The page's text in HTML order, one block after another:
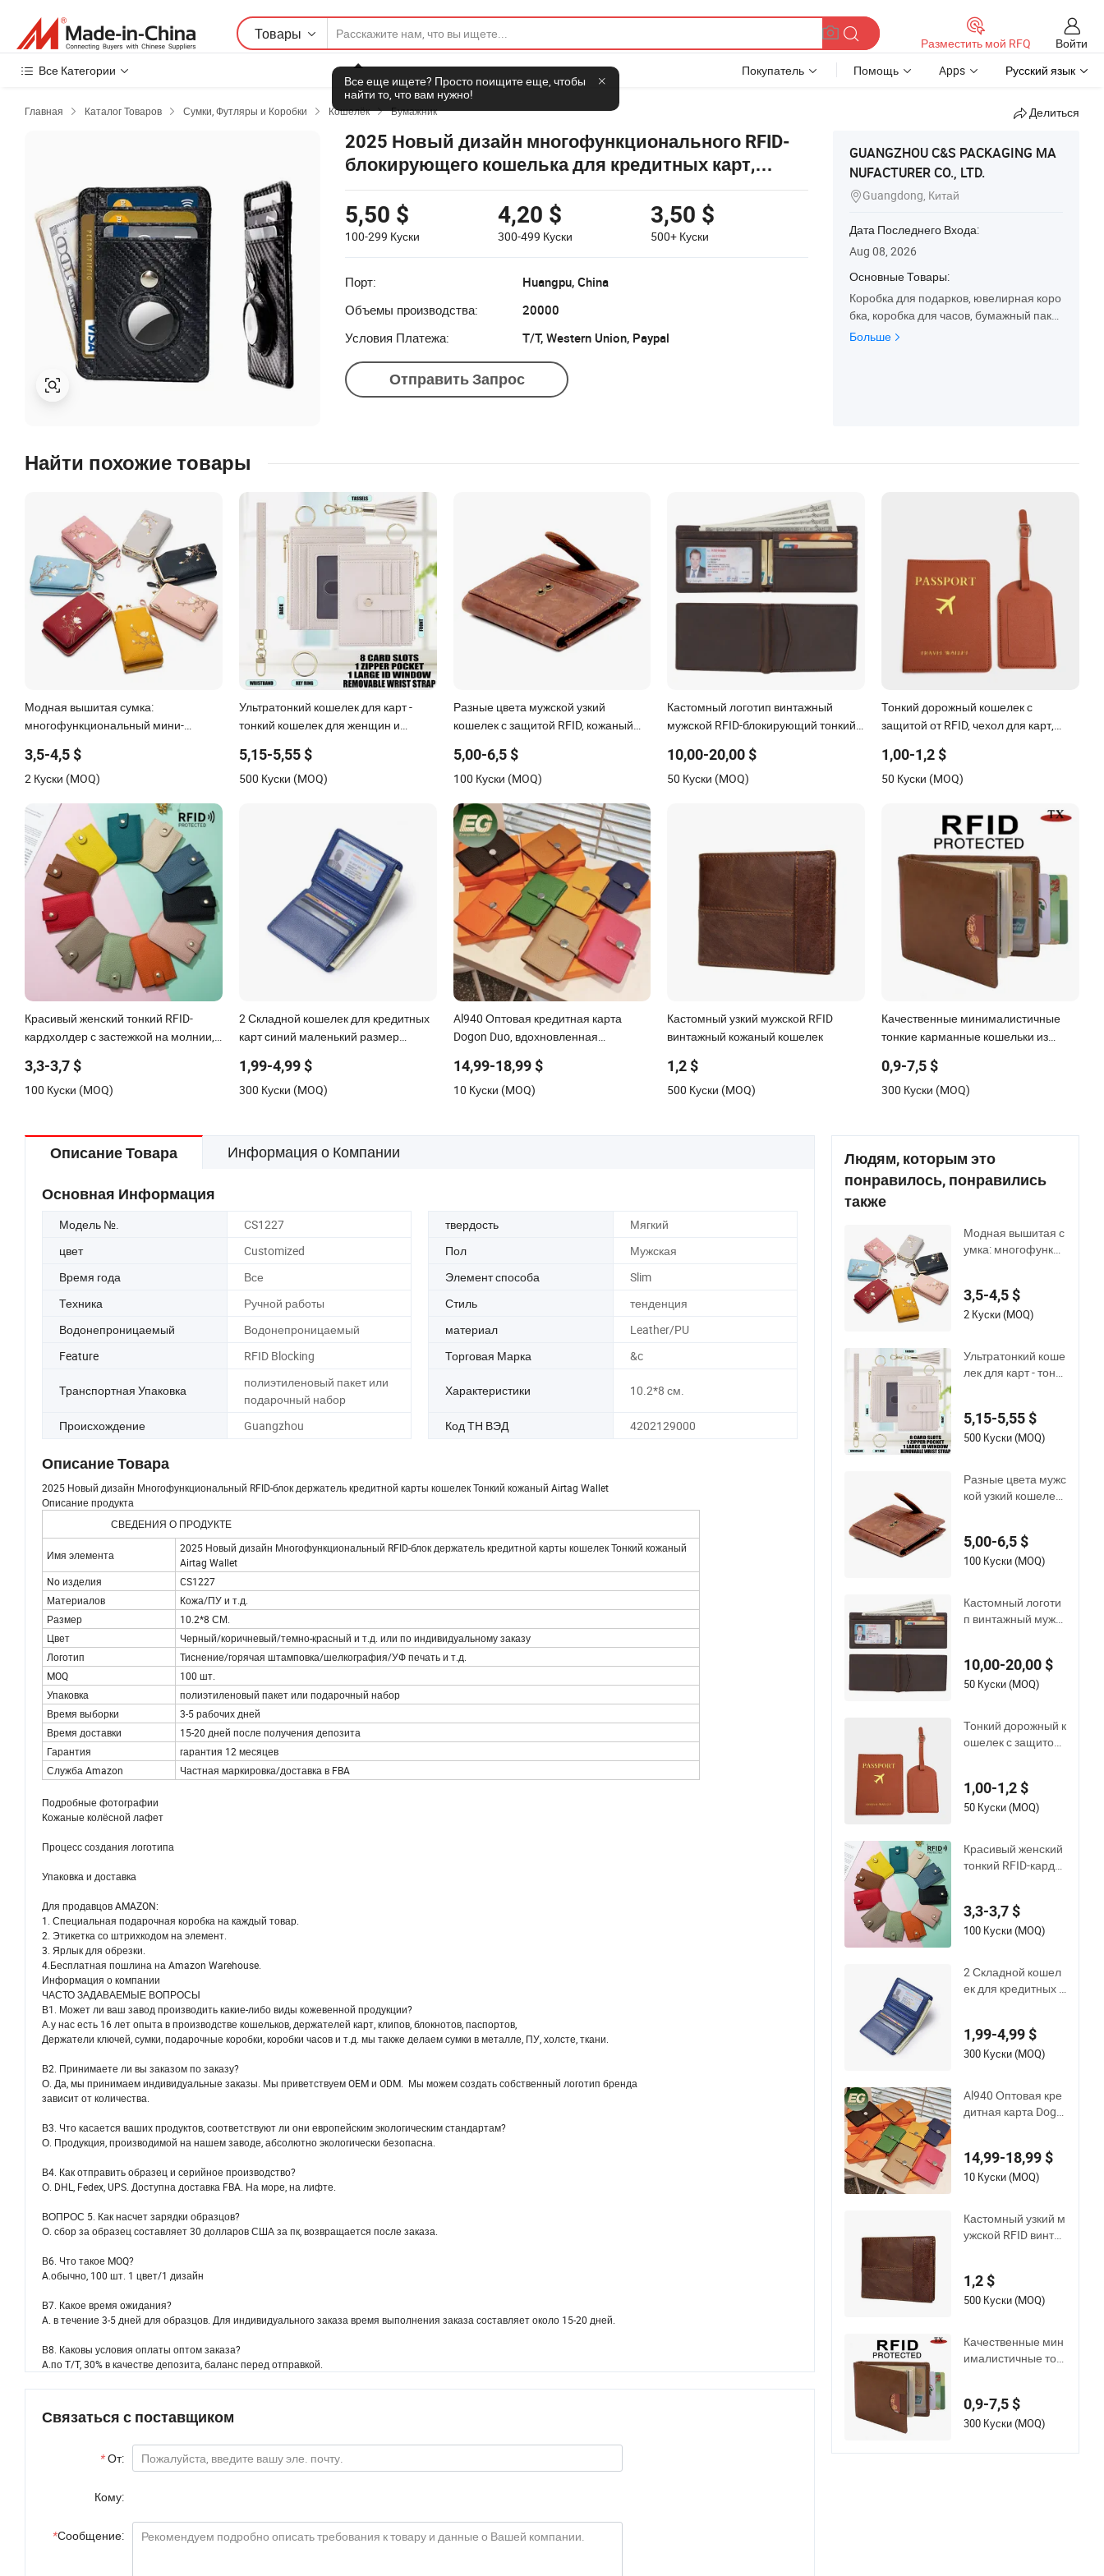
Товары
Все еще ищете? Просто поищите еще, чтобы
найти то, что вам нужно!
Разместить мой RFQ
Войти
Все Категории
Покупатель Помощь Apps Русский язык
Главная  Каталог Товаров  Сумки, Футляры и Коробки  Кошелёк  Бумажник Делиться
2025 Новый дизайн многофункционального RFID-
блокирующего кошелька для кредитных карт,
тонкий кожаный кошелек для Airtag
5,50 $
100-299 Куски
4,20 $
300-499 Куски
3,50 $
500+ Куски
Порт:
Huangpu, China
Объемы производства:
20000
Условия Платежа:
T/T, Western Union, Paypal
Отправить Запрос
GUANGZHOU C&S PACKAGING MA
NUFACTURER CO., LTD.
Guangdong, Китай
Дата Последнего Входа:
Aug 08, 2026
Основные Товары:
Коробка для подарков, ювелирная коро
бка, коробка для часов, бумажный паке
т, упаковочная коробка, манекен для юв
Больше
Найти похожие товары
Модная вышитая сумка:
многофункциональный мини-
длинный кошелек
3,5-4,5 $
2 Куски (MOQ)
Ультратонкий кошелек для карт -
тонкий кошелек для женщин и
кошельки для женщин - маленький
кошелек для женщин и мужчин
5,15-5,55 $
500 Куски (MOQ)
Разные цвета мужской узкий
кошелек с защитой RFID, кожаный
5,00-6,5 $
100 Куски (MOQ)
Кастомный логотип винтажный
мужской RFID-блокирующий тонкий
10,00-20,00 $
50 Куски (MOQ)
Тонкий дорожный кошелек с
защитой от RFID, чехол для карт,
1,00-1,2 $
50 Куски (MOQ)
Красивый женский тонкий RFID-
кардхолдер с застежкой на молнии,
маленький кожаный кошелек,
монетница
3,3-3,7 $
100 Куски (MOQ)
2 Складной кошелек для кредитных
карт синий маленький размер
тонкий
1,99-4,99 $
300 Куски (MOQ)
Al940 Оптовая кредитная карта
Dogon Duo, вдохновленная
кошельки, тонкий логотип, зажим для
денег, тисненый держатель для карт,
14,99-18,99 $
10 Куски (MOQ)
Кастомный узкий мужской RFID
винтажный кожаный кошелек
1,2 $
500 Куски (MOQ)
Качественные минималистичные
тонкие карманные кошельки из
0,9-7,5 $
300 Куски (MOQ)
Описание Товара Информация о Компании
Основная Информация
Модель №. CS1227 твердость
Мягкий
цвет
Customized Пол
Мужская
Время года
Все Элемент способа
Slim
Техника
Ручной работы Стиль
тенденция
Водонепроницаемый
Водонепроницаемый материал
Leather/PU
Feature
RFID Blocking Торговая Марка &c
Транспортная Упаковка
полиэтиленовый пакет или
подарочный набор
Характеристики 10.2*8 см.
Происхождение Guangzhou Код ТН ВЭД 4202129000
Описание Товара
2025 Новый дизайн Многофункциональный RFID-блок держатель кредитной карты кошелек Тонкий кожаный Airtag Wallet
Описание продукта
СВЕДЕНИЯ О ПРОДУКТЕ
Имя элемента
2025 Новый дизайн Многофункциональный RFID-блок держатель кредитной карты кошелек Тонкий кожаный
Airtag Wallet
No изделия
CS1227
Материалов
Кожа/ПУ и т.д.
Размер
10.2*8 СМ.
Цвет
Черный/коричневый/темно-красный и т.д. или по индивидуальному заказу
Логотип
Тиснение/горячая штамповка/шелкография/УФ печать и т.д.
MOQ
100 шт.
Упаковка
полиэтиленовый пакет или подарочный набор
Время выборки
3-5 рабочих дней
Время доставки
15-20 дней после получения депозита
Гарантия
гарантия 12 месяцев
Служба Amazon
Частная маркировка/доставка в FBA
Подробные фотографии
Кожаные колёсной лафет
Процесс создания логотипа
Упаковка и доставка
Для продавцов AMAZON:
1. Специальная подарочная коробка на каждый товар.
2. Этикетка со штрихкодом на элемент.
3. Ярлык для обрезки.
4.Бесплатная пошлина на Amazon Warehouse.
Информация о компании
ЧАСТО ЗАДАВАЕМЫЕ ВОПРОСЫ
В1. Может ли ваш завод производить какие-либо виды кожевенной продукции?
А.у нас есть 16 лет опыта в производстве кошельков, держателей карт, клипов, блокнотов, паспортов,
Держатели ключей, сумки, подарочные коробки, коробки часов и т.д. мы также делаем сумки в металле, ПУ, холсте, ткани.
В2. Принимаете ли вы заказом по заказу?
О. Да, мы принимаем индивидуальные заказы. Мы приветствуем OEM и ODM. Мы можем создать собственный логотип бренда
зависит от количества.
В3. Что касается ваших продуктов, соответствуют ли они европейским экологическим стандартам?
О. Продукция, производимой на нашем заводе, абсолютно экологически безопасна.
В4. Как отправить образец и серийное производство?
О. DHL, Fedex, UPS. Доступна доставка FBA. На море, на лифте.
ВОПРОС 5. Как насчет зарядки образцов?
О. сбор за образец составляет 30 долларов США за пк, возвращается после заказа.
В6. Что такое MOQ?
A.обычно, 100 шт. 1 цвет/1 дизайн
В7. Какое время ожидания?
A. в течение 3-5 дней для образцов. Для индивидуального заказа время выполнения заказа составляет около 15-20 дней.
В8. Каковы условия оплаты оптом заказа?
A.по T/T, 30% в качестве депозита, баланс перед отправкой.
Связаться с поставщиком
*От:
Кому:
*Сообщение:
Людям, которым это
понравилось, понравились
также
Модная вышитая с
умка: многофункци
фона и тонкий дли
нный кошелек
3,5-4,5 $
2 Куски (MOQ)
Ультратонкий коше
лек для карт - тонк
инималистичные к
ошельки для женщ
мужчин
5,15-5,55 $
500 Куски (MOQ)
Разные цвета мужс
кой узкий кошелек
я карт
5,00-6,5 $
100 Куски (MOQ)
Кастомный логоти
п винтажный мужск
ек из натуральной
кожи
10,00-20,00 $
50 Куски (MOQ)
Тонкий дорожный к
ошелек с защитой
порта в комплекте
1,00-1,2 $
50 Куски (MOQ)
Красивый женский
тонкий RFID-кардх
к для удостоверен
ий, маленький кож
3,3-3,7 $
100 Куски (MOQ)
2 Складной кошел
ек для кредитных к
из PU кожи для муж
чин тонкий
1,99-4,99 $
300 Куски (MOQ)
Al940 Оптовая кре
дитная карта Dogo
ские брендовые ко
шельки, тонкий лог
жатель для карт, и
ндивидуальный ко
14,99-18,99 $
10 Куски (MOQ)
Кастомный узкий м
ужской RFID винта
1,2 $
500 Куски (MOQ)
Качественные мин
ималистичные тон
ьной кожи с защит
ой от RFID
0,9-7,5 $
300 Куски (MOQ)